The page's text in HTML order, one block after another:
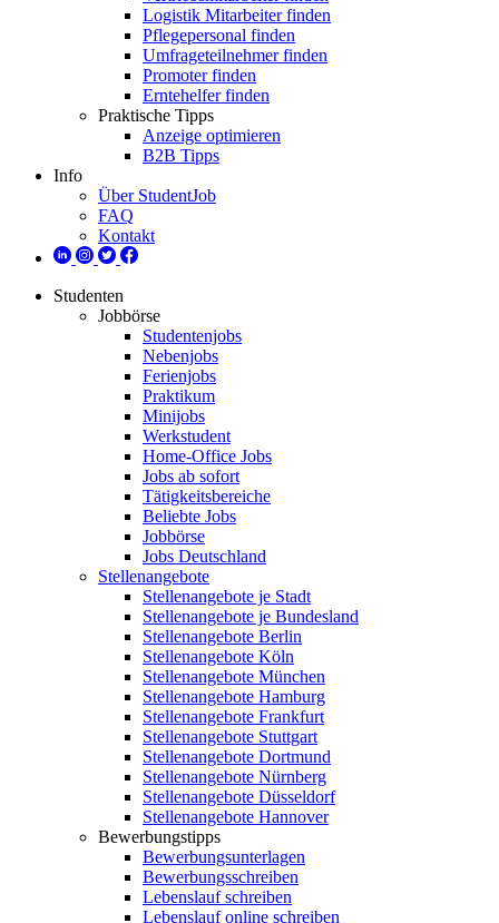
Logistik Mitarbeiter finden
Pflegepersonal finden
Umfrageteilnehmer finden
Promoter finden
Erntehelfer finden
Praktische Tipps
Anzeige optimieren
B2B Tipps
Info
Über StudentJob
FAQ
Kontakt
Studenten
Jobbörse
Studentenjobs
Nebenjobs
Ferienjobs
Praktikum
Minijobs
Werkstudent
Home-Office Jobs
Jobs ab sofort
Tätigkeitsbereiche
Beliebte Jobs
Jobbörse
Jobs Deutschland
Stellenangebote
Stellenangebote je Stadt
Stellenangebote je Bundesland
Stellenangebote Berlin
Stellenangebote Köln
Stellenangebote München
Stellenangebote Hamburg
Stellenangebote Frankfurt
Stellenangebote Stuttgart
Stellenangebote Dortmund
Stellenangebote Nürnberg
Stellenangebote Düsseldorf
Stellenangebote Hannover
Bewerbungstipps
Bewerbungsunterlagen
Bewerbungsschreiben
Lebenslauf schreiben
Lebenslauf online schreiben